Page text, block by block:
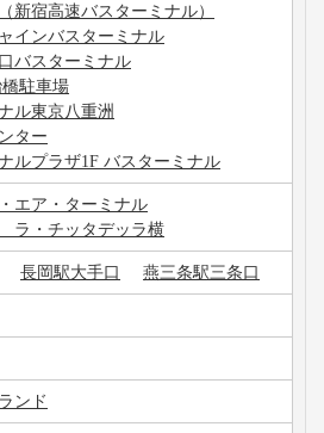
新宿高速バスターミナル）
インバスターミナル
バスターミナル
駐車場
ル東京八重洲
ター
ルプラザ1F バスターミナル
エア・ターミナル
ラ・チッタデッラ横
長岡駅大手口 燕三条駅三条口
ンド